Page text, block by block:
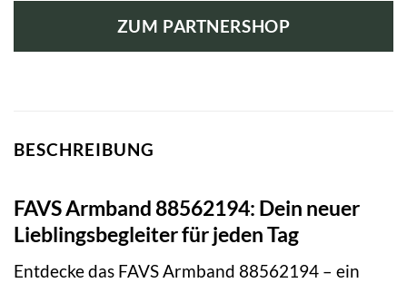
ZUM PARTNERSHOP
BESCHREIBUNG
FAVS Armband 88562194: Dein neuer
Lieblingsbegleiter für jeden Tag
Entdecke das FAVS Armband 88562194 – ein